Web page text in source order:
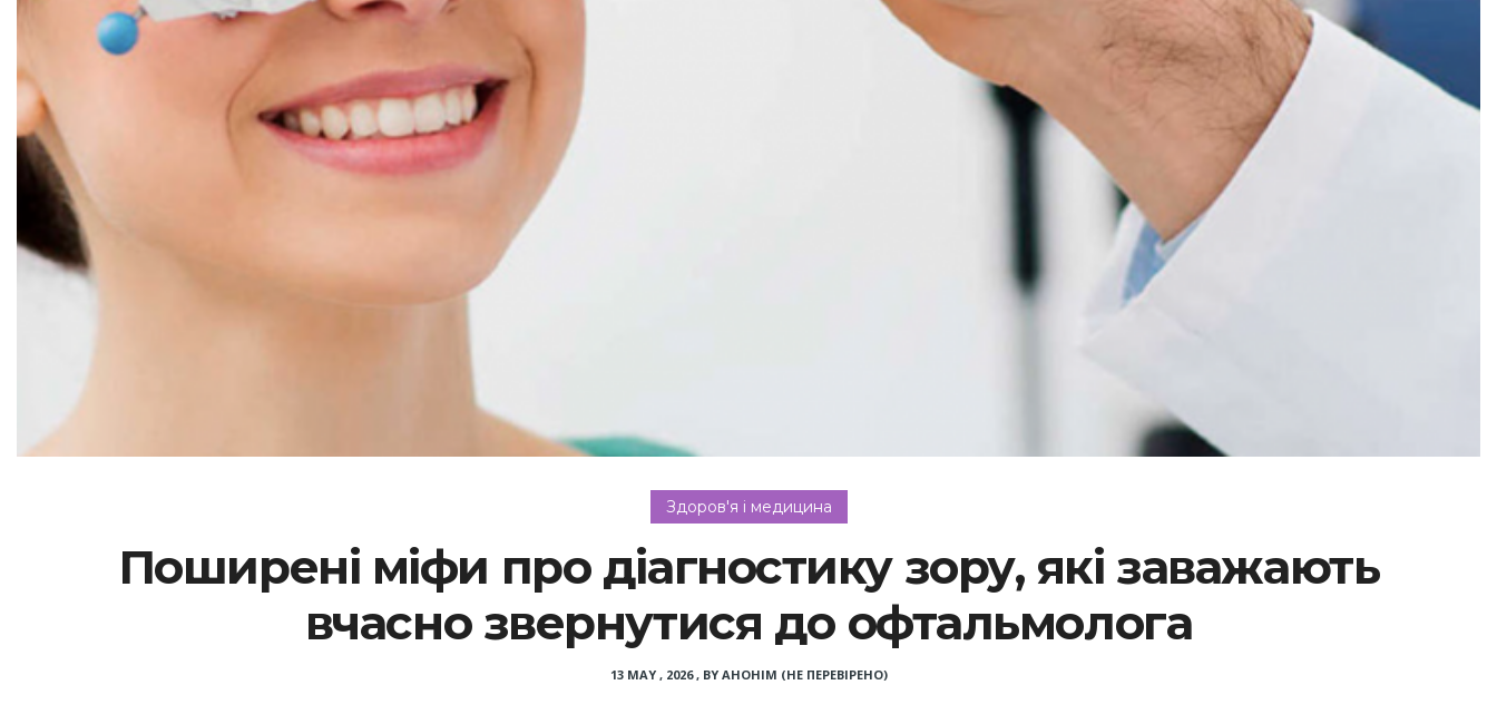
Здоров'я і медицина
Поширені міфи про діагностику зору, які заважають
вчасно звернутися до офтальмолога
13 MAY , 2026, BY АНОНІМ (НЕ ПЕРЕВІРЕНО)